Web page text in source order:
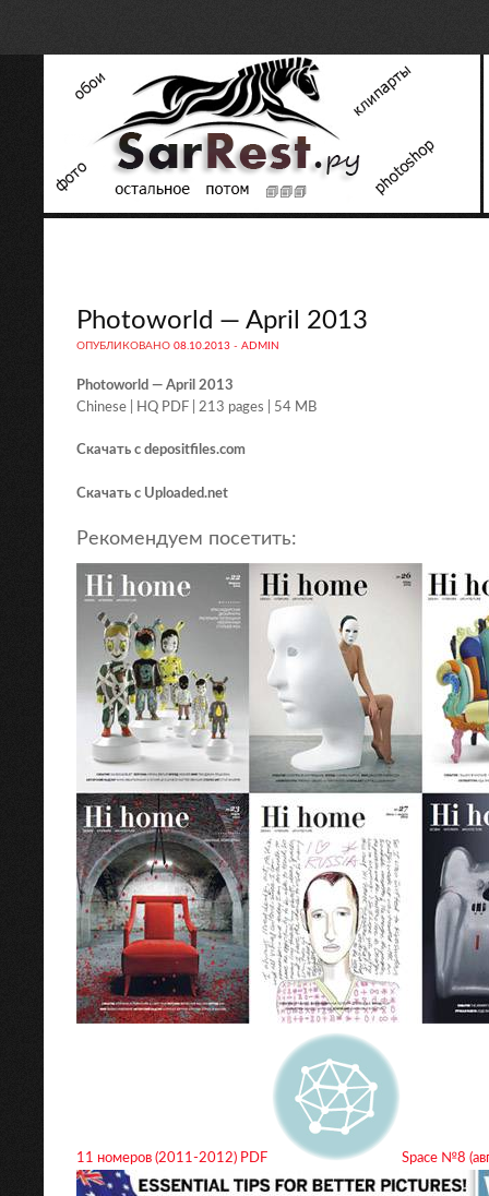
Photoworld — April 2013
ОПУБЛИКОВАНО 08.10.2013 - ADMIN
Photoworld — April 2013
Chinese | HQ PDF | 213 pages | 54 MB
Скачать с depositfiles.com
Скачать с Uploaded.net
Рекомендуем посетить:
11 номеров (2011-2012) PDF Space №8